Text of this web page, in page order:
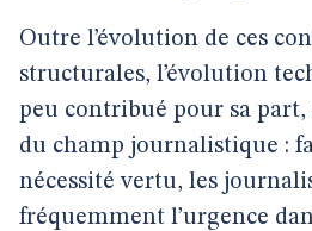
Outre l’évolution de ces
structurales, l’évolution
peu contribué pour sa
du champ journalistique :
nécessité vertu, les
fréquemment l’urgence